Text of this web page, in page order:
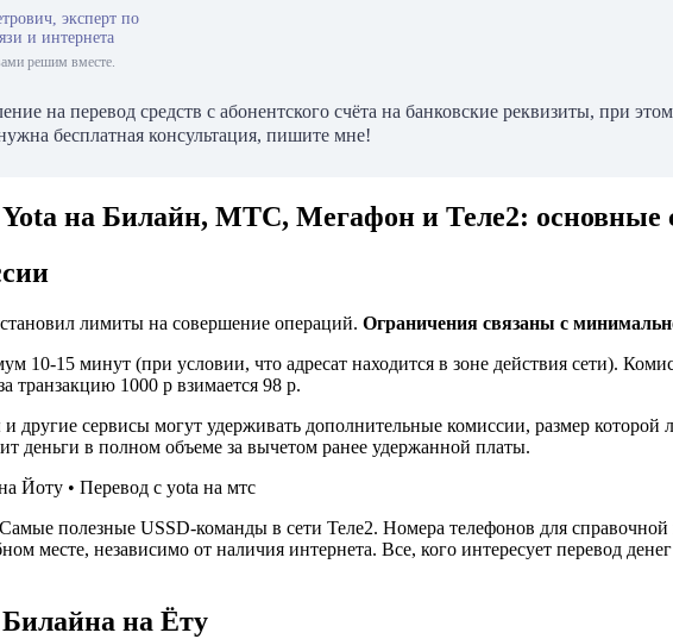
эксперт по
и интернета
решим вместе.
на перевод средств с абонентского счёта на банковские реквизиты, при
бесплатная консультация, пишите мне!
Yota на Билайн, МТС, Мегафон и Теле2:
лимиты на совершение операций. Ограничения связаны с
10-15 минут (при условии, что адресат находится в зоне действия сети).
транзакцию 1000 р взимается 98 р.
другие сервисы могут удерживать дополнительные комиссии, размер которой
деньги в полном объеме за вычетом ранее удержанной платы.
полезные USSD-команды в сети Теле2. Номера телефонов для
месте, независимо от наличия интернета. Все, кого интересует перевод
на Ёту